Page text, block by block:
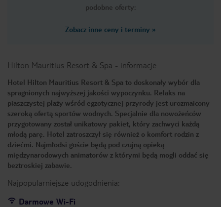
podobne oferty:
Zobacz inne ceny i terminy »
Hilton Mauritius Resort & Spa - informacje
Hotel Hilton Mauritius Resort & Spa to doskonały wybór dla
spragnionych najwyższej jakości wypoczynku. Relaks na
piaszczystej plaży wśród egzotycznej przyrody jest urozmaicony
szeroką ofertą sportów wodnych. Specjalnie dla nowożeńców
przygotowany został unikatowy pakiet, który zachwyci każdą
młodą parę. Hotel zatroszczył się również o komfort rodzin z
dziećmi. Najmłodsi goście będą pod czujną opieką
międzynarodowych animatorów z którymi będą mogli oddać się
beztroskiej zabawie.
Najpopularniejsze udogodnienia:
Darmowe Wi-Fi